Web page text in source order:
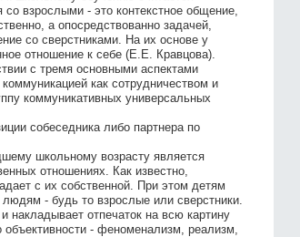
взрослыми - это контекстное общение,
а опосредствованно задачей,
со сверстниками. На их основе у
отношение к себе (Е.Е. Кравцова).
с тремя основными аспектами
как сотрудничеством и
коммуникативных универсальных
собеседника либо партнера по
школьному возрасту является
отношениях. Как известно,
с их собственной. При этом детям
- будь то взрослые или сверстники.
накладывает отпечаток на всю картину
- феноменализм, реализм,